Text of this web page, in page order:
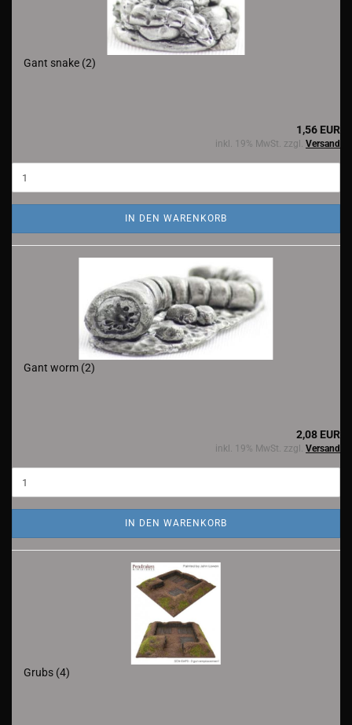
Gant snake (2)
1,56 EUR
inkl. 19% MwSt. zzgl. Versand
IN DEN WARENKORB
Gant worm (2)
2,08 EUR
inkl. 19% MwSt. zzgl. Versand
IN DEN WARENKORB
Grubs (4)